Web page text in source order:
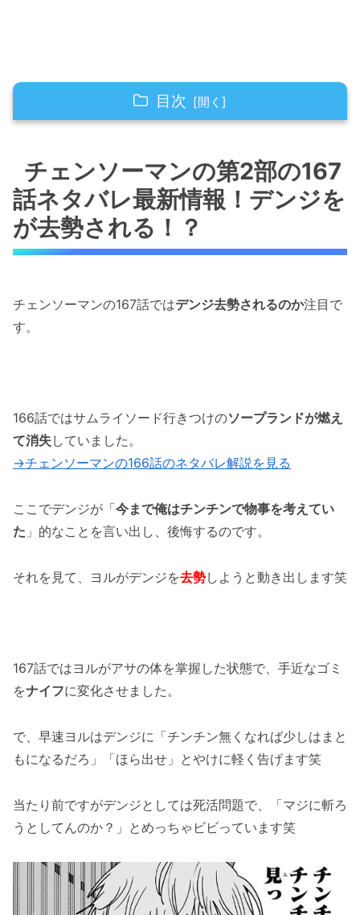
目次
報！デンジをが去勢される！？
チェンソーマンの第2部の167話ネタバレ最新情
報！アサ（ヨル）がデンジの男根を握る！！
チェンソーマンの第2部の167話ネタバレ最新情
チェンソーマンの第2部の167話ネタバレ最新情
チェンソーマンの第2部の167
話ネタバレ最新情報！デンジを
が去勢される！？
チェンソーマンの167話ではデンジ去勢されるのか注目で
す。
166話ではサムライソード行きつけのソープランドが燃え
て消失していました。
→チェンソーマンの166話のネタバレ解説を見る
ここでデンジが「今まで俺はチンチンで物事を考えてい
た 」的なことを言い出し、後悔するのです。
それを見て、ヨルがデンジを去勢しようと動き出します笑
167話ではヨルがアサの体を掌握した状態で、手近なゴミ
をナイフに変化させました。
で、早速ヨルはデンジに「チンチン無くなれば少しはまと
もになるだろ」「ほら出せ」とやけに軽く告げます笑
当たり前ですがデンジとしては死活問題で、「マジに斬ろ
うとしてんのか？」とめっちゃビビっています笑